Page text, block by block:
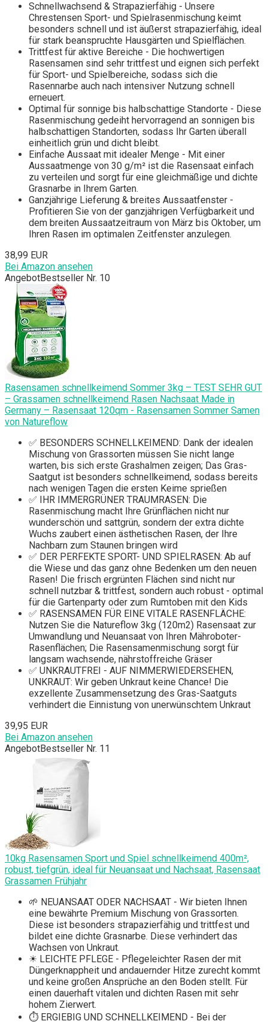
Schnellwachsend & Strapazierfähig - Unsere
Chrestensen Sport- und Spielrasenmischung keimt
besonders schnell und ist äußerst strapazierfähig, ideal
für stark beanspruchte Hausgärten und Spielflächen.
Trittfest für aktive Bereiche - Die hochwertigen
Rasensamen sind sehr trittfest und eignen sich perfekt
für Sport- und Spielbereiche, sodass sich die
Rasennarbe auch nach intensiver Nutzung schnell
erneuert.
Optimal für sonnige bis halbschattige Standorte - Diese
Rasenmischung gedeiht hervorragend an sonnigen bis
halbschattigen Standorten, sodass Ihr Garten überall
einheitlich grün und dicht bleibt.
Einfache Aussaat mit idealer Menge - Mit einer
Aussaatmenge von 30 g/m² ist die Rasensaat einfach
zu verteilen und sorgt für eine gleichmäßige und dichte
Grasnarbe in Ihrem Garten.
Ganzjährige Lieferung & breites Aussaatfenster -
Profitieren Sie von der ganzjährigen Verfügbarkeit und
dem breiten Aussaatzeitraum von März bis Oktober, um
Ihren Rasen im optimalen Zeitfenster anzulegen.
38,99 EUR
Bei Amazon ansehen
AngebotBestseller Nr. 10
Rasensamen schnellkeimend Sommer 3kg – TEST SEHR GUT
– Grassamen schnellkeimend Rasen Nachsaat Made in
Germany – Rasensaat 120qm - Rasensamen Sommer Samen
von Natureflow
✅ BESONDERS SCHNELLKEIMEND: Dank der idealen
Mischung von Grassorten müssen Sie nicht lange
warten, bis sich erste Grashalmen zeigen; Das Gras-
Saatgut ist besonders schnellkeimend, sodass bereits
nach wenigen Tagen die ersten Keime sprießen
✅ IHR IMMERGRÜNER TRAUMRASEN: Die
Rasenmischung macht Ihre Grünflächen nicht nur
wunderschön und sattgrün, sondern der extra dichte
Wuchs zaubert einen ästhetischen Rasen, der Ihre
Nachbarn zum Staunen bringen wird
✅ DER PERFEKTE SPORT- UND SPIELRASEN: Ab auf
die Wiese und das ganz ohne Bedenken um den neuen
Rasen! Die frisch ergrünten Flächen sind nicht nur
schnell nutzbar & trittfest, sondern auch robust - optimal
für die Gartenparty oder zum Rumtoben mit den Kids
✅ RASENSAMEN FÜR EINE VITALE RASENFLÄCHE:
Nutzen Sie die Natureflow 3kg (120m2) Rasensaat zur
Umwandlung und Neuansaat von Ihren Mähroboter-
Rasenflächen; Die Rasensamenmischung sorgt für
langsam wachsende, nährstoffreiche Gräser
✅ UNKRAUTFREI - AUF NIMMERWIEDERSEHEN,
UNKRAUT: Wir geben Unkraut keine Chance! Die
exzellente Zusammensetzung des Gras-Saatguts
verhindert die Einnistung von unerwünschtem Unkraut
39,95 EUR
Bei Amazon ansehen
AngebotBestseller Nr. 11
10kg Rasensamen Sport und Spiel schnellkeimend 400m²,
robust, tiefgrün, ideal für Neuansaat und Nachsaat, Rasensaat
Grassamen Frühjahr
🌱 NEUANSAAT ODER NACHSAAT - Wir bieten Ihnen
eine bewährte Premium Mischung von Grassorten.
Diese ist besonders strapazierfähig und trittfest und
bildet eine dichte Grasnarbe. Diese verhindert das
Wachsen von Unkraut.
☀ LEICHTE PFLEGE - Pflegeleichter Rasen der mit
Düngerknappheit und andauernder Hitze zurecht kommt
und keine großen Ansprüche an den Boden stellt. Für
einen dauerhaft vitalen und dichten Rasen mit sehr
hohem Zierwert.
⏱ ERGIEBIG UND SCHNELLKEIMEND - Bei der